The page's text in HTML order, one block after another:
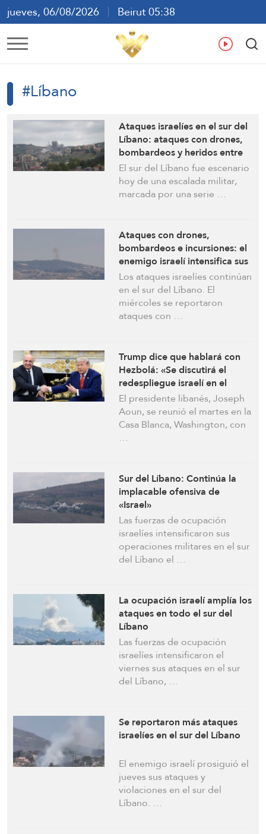
jueves, 06/08/2026
Beirut 05:38
ع En
#Líbano
Ataques israelíes en el sur del
Líbano: ataques con drones,
bombardeos y heridos entre
los paramédicos
El sur del Líbano fue escenario
hoy de una escalada militar,
marcada por una serie …
Ataques con drones,
bombardeos e incursiones: el
enemigo israelí intensifica sus
ataques en el sur del Líbano
Los ataques israelíes continúan
en el sur del Líbano. El
miércoles se reportaron
ataques con …
Trump dice que hablará con
Hezbolá: «Se discutirá el
redespliegue israelí en el
Líbano» con Aoun
El presidente libanés, Joseph
Aoun, se reunió el martes en la
Casa Blanca, Washington, con
…
Sur del Líbano: Continúa la
implacable ofensiva de
«Israel»
Las fuerzas de ocupación
israelíes intensificaron sus
operaciones militares en el sur
del Líbano el …
La ocupación israelí amplía los
ataques en todo el sur del
Líbano
Las fuerzas de ocupación
israelíes intensificaron el
viernes sus ataques en el sur
del Líbano, …
Se reportaron más ataques
israelíes en el sur del Líbano
El enemigo israelí prosiguió el
jueves sus ataques y
violaciones en el sur del
Líbano. …